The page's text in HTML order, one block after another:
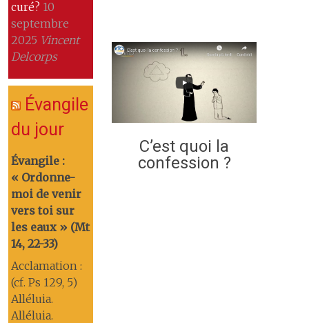
curé? 10
septembre
2025 Vincent
Delcorps
Évangile
du jour
Évangile :
« Ordonne-
moi de venir
vers toi sur
les eaux » (Mt
14, 22-33)
Acclamation :
(cf. Ps 129, 5)
Alléluia.
Alléluia.
C’est quoi la
confession ?